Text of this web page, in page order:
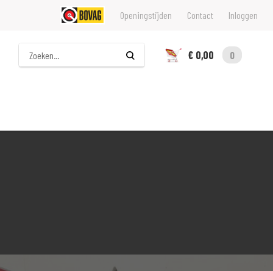
Openingstijden Contact Inloggen
Zoeken
€ 0,00
0